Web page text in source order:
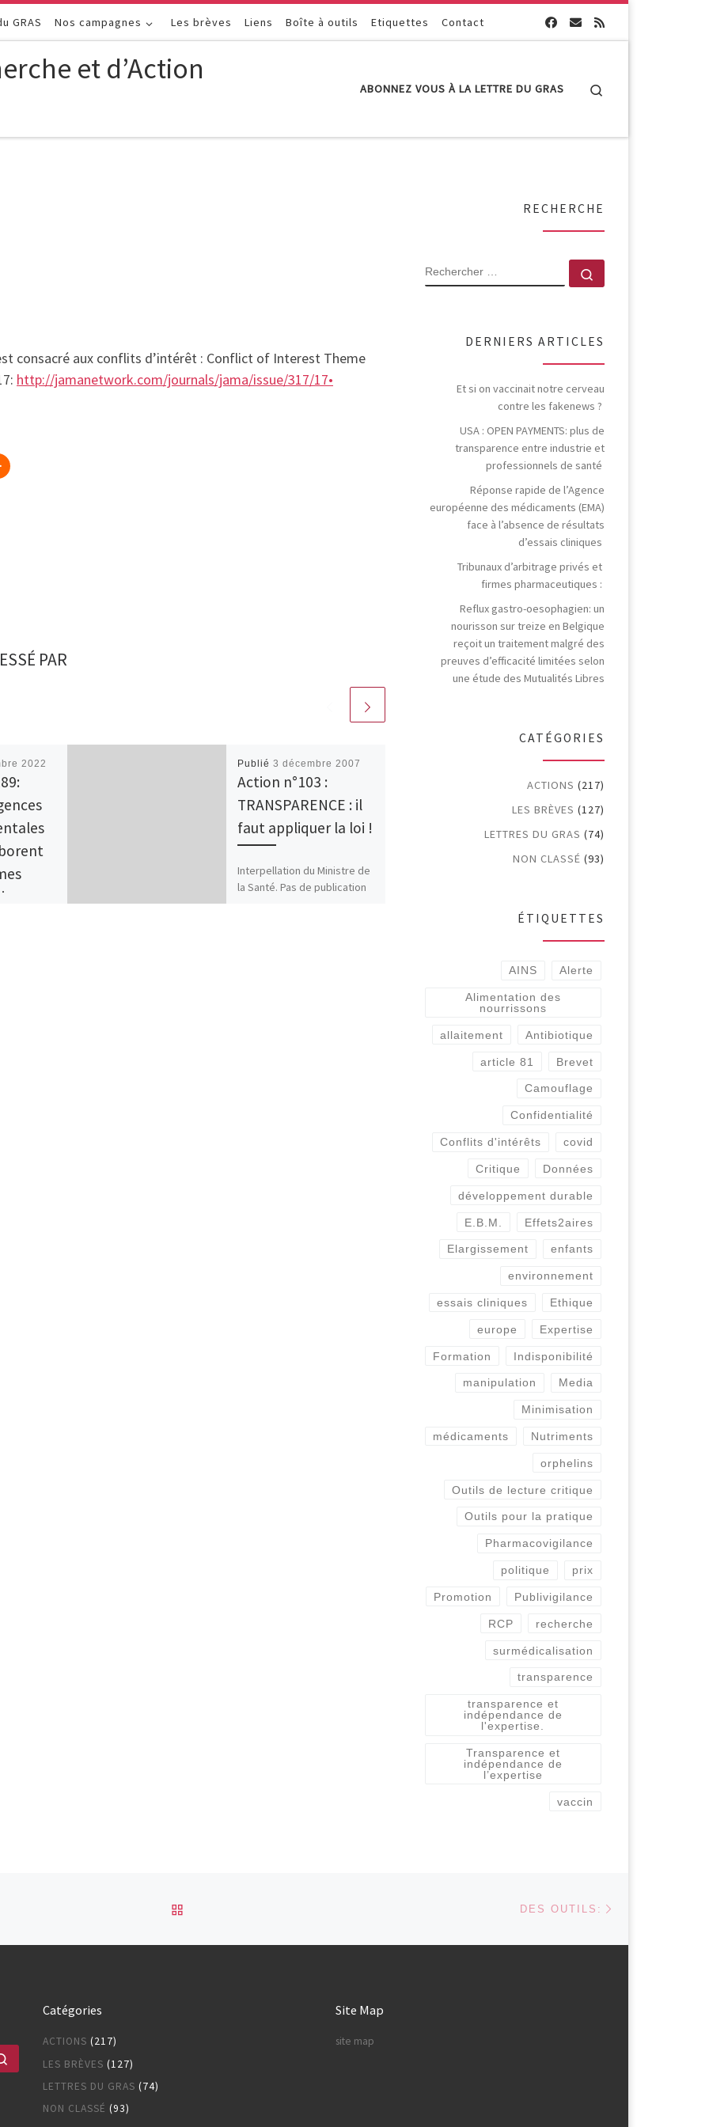
GRAS Nos campagnes Les brèves Liens Boîte à outils Etiquettes Contact
et d’Action
ABONNEZ VOUS À LA LETTRE DU GRAS
consacré aux conflits d’intérêt : Conflict of Interest Theme
http://jamanetwork.com/journals/jama/issue/317/17•
PAR
2022
…
Publié 3 décembre 2007
Action n°103 :
TRANSPARENCE : il
faut appliquer la loi !
Interpellation du Ministre de
la Santé. Pas de publication
Publié26 juin 2026
ACTION N° 218
(6/2026): Lettre
ouverte d’ONG
européennes au CA
Médicaments): La
moitié des essais
cliniques de
pas leurs résultats
comme l’exige la loi.
plusieurs chercheurs alerte
complète et dans les délais
légaux des résultats des
RECHERCHE
RECHERCHER
DERNIERS ARTICLES
Et si on vaccinait notre cerveau
contre les fakenews ?
USA : OPEN PAYMENTS: plus de
transparence entre industrie et
professionnels de santé
Réponse rapide de l’Agence
européenne des médicaments (EMA)
face à l’absence de résultats
d’essais cliniques
Tribunaux d’arbitrage privés et
firmes pharmaceutiques :
Reflux gastro-oesophagien: un
nourisson sur treize en Belgique
reçoit un traitement malgré des
preuves d’efficacité limitées selon
une étude des Mutualités Libres
CATÉGORIES
ACTIONS (217)
LES BRÈVES (127)
LETTRES DU GRAS (74)
NON CLASSÉ (93)
ÉTIQUETTES
AINS Alerte
Alimentation des
nourrissons
allaitement Antibiotique
article 81 Brevet
Camouflage
Confidentialité
Conflits d'intérêts covid
Critique Données
développement durable
E.B.M. Effets2aires
Elargissement enfants
environnement
essais cliniques Ethique
europe Expertise
Formation Indisponibilité
manipulation Media
Minimisation
médicaments Nutriments
orphelins
Outils de lecture critique
Outils pour la pratique
Pharmacovigilance
politique prix
Promotion Publivigilance
RCP recherche
surmédicalisation
transparence
transparence et
indépendance de
l'expertise.
Transparence et
indépendance de
l’expertise
vaccin
DES OUTILS:
Rechercher …
Catégories
ACTIONS (217)
LES BRÈVES (127)
LETTRES DU GRAS (74)
NON CLASSÉ (93)
Site Map
site map